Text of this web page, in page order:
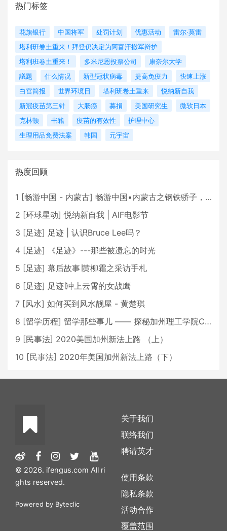
热门标签
花旗银行 中国将军 处罚计划 优惠活动
雷尔·莫雷
塔利班卷土重来！拜登仍决定为阿富汗撤军辩护
塔利班卷土重来！
多米尼恩投票公司
康奈尔大学
議題
什么情况 新型冠状病毒 提高免疫力
快速上涨
白宫简报
世界环境日 塔利班卷土重来
悦纳新自我
新冠疫苗第三针
大肠癌 募捐 美国研究生
微软日本
克林顿
书籍 疫苗的有效性
护理中心
生理用品免费法案
韩国 元宇宙
热度回顾
1 [畅游中国 - 内蒙古] 畅游中国•内蒙古之钢铁骄子，魅力包头
2 [环球星动] 悦纳新自我 | AIF电影节
3 [足迹] 足迹 | 认识Bruce Lee吗？
4 [足迹]
《足迹》---那些被遗忘的时光
5 [足迹] 幕后故事∣黄柳霜之采访手札
6 [足迹] 足迹∣冲上云霄的女战鹰
7 [风水] 如何买到风水靓屋 - 黄楚琪
8 [留学历程] 留学那些事儿 —— 探秘加州理工学院Caltech博士生活 [上集]
9 [民事法] 2020美国加州新法上路 （上）
10 [民事法] 2020年美国加州新法上路（下）
© 2026. ifengus.com All ri
ghts reserved.
Powered by Byteclic
关于我们
联络我们
聘请英才
使用条款
隐私条款
活动合作
覆盖范围